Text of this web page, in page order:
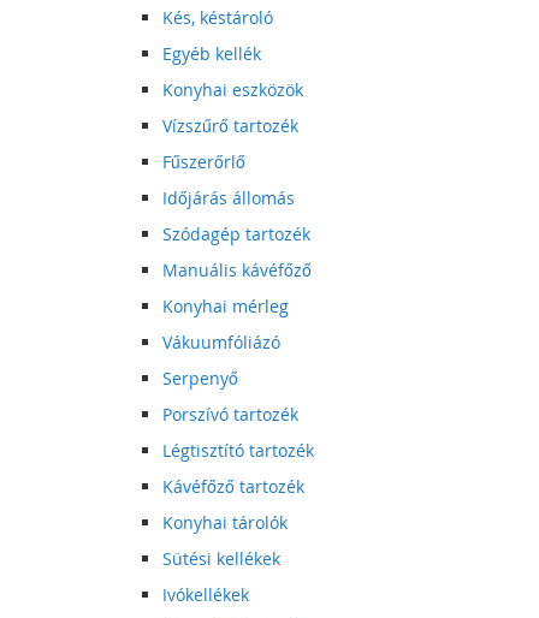
Kés, késtároló
Egyéb kellék
Konyhai eszközök
Vízszűrő tartozék
Fűszerőrlő
Időjárás állomás
Szódagép tartozék
Manuális kávéfőző
Konyhai mérleg
Vákuumfóliázó
Serpenyő
Porszívó tartozék
Légtisztító tartozék
Kávéfőző tartozék
Konyhai tárolók
Sütési kellékek
Ivókellékek